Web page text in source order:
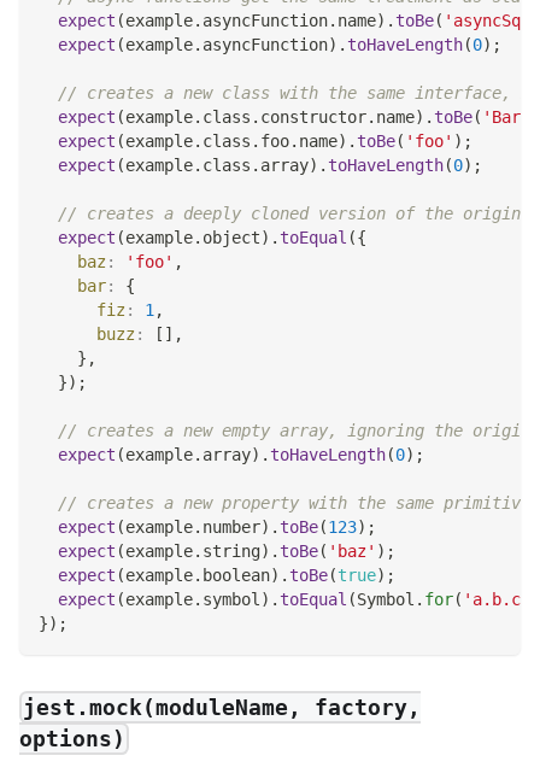
expect (example. asyncFunction. name) . toBe(
expect (example. asyncFunction) . toHaveLength(0) ;
// creates a new class with the same interface,
expect (example. class . constructor. name) . toBe( 'Bar'
expect (example. class . foo. name) . toBe( 'foo' ) ;
expect (example. class . array) . toHaveLength(0) ;
// creates a deeply cloned version of the
expect (example. object) . toEqual ({
baz : 'foo' ,
bar:
{
fiz : 1 ,
buzz : [ ] ,
} ,
}) ;
// creates a new empty array, ignoring the
expect (example. array) . toHaveLength(0) ;
// creates a new property with the same
expect (example. number) . toBe(123) ;
expect (example. string) . toBe( 'baz' ) ;
expect (example. boolean) . toBe(true) ;
expect (example. symbol ) . toEqual (Symbol . for( 'a.b.c'
}) ;
jest.mock(moduleName, factory,
options)